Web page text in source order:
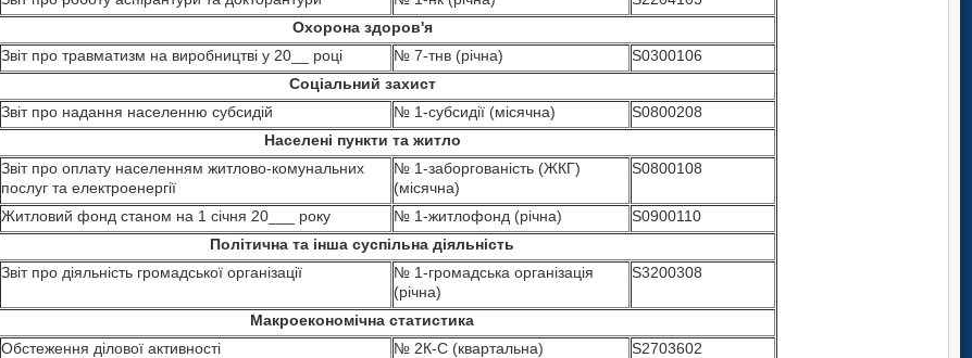
Охорона здоров'я
Звіт про травматизм на виробництві у 20__ році № 7-тнв (річна)
S0300106
Cоціальний захист
Звіт про надання населенню субсидій № 1-субсидії (місячна)
S0800208
Населені пункти та житло
Звіт про оплату населенням житлово-комунальних
послуг та електроенергії
№ 1-заборгованість (ЖКГ)
(місячна)
S0800108
Житловий фонд станом на 1 січня 20___ року № 1-житлофонд (річна)
S0900110
Політична та інша суспільна діяльність
Звіт про діяльність громадської організації
№ 1-громадська організація
(річна)
S3200308
Макроекономічна статистика
Обстеження ділової активності
№ 2К-С (квартальна) S2703602